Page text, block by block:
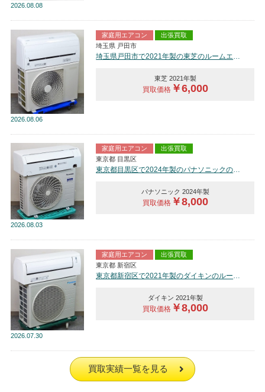
2026 08.08
2026 08.06
家庭用エアコン
出張買取
埼玉県 戸田市
東芝 2021年製
買取価格￥6,000
2026 08.03
家庭用エアコン
出張買取
東京都 目黒区
東京都目黒区で2024年製のパナソニックのルームエアコン【中古品】を買取しました。
パナソニック 2024年製
買取価格￥8,000
2026 07.30
家庭用エアコン
出張買取
東京都 新宿区
東京都新宿区で2021年製のダイキンのルームエアコン【中古品】を買取しました。
ダイキン 2021年製
買取価格￥8,000
買取実績一覧を見る